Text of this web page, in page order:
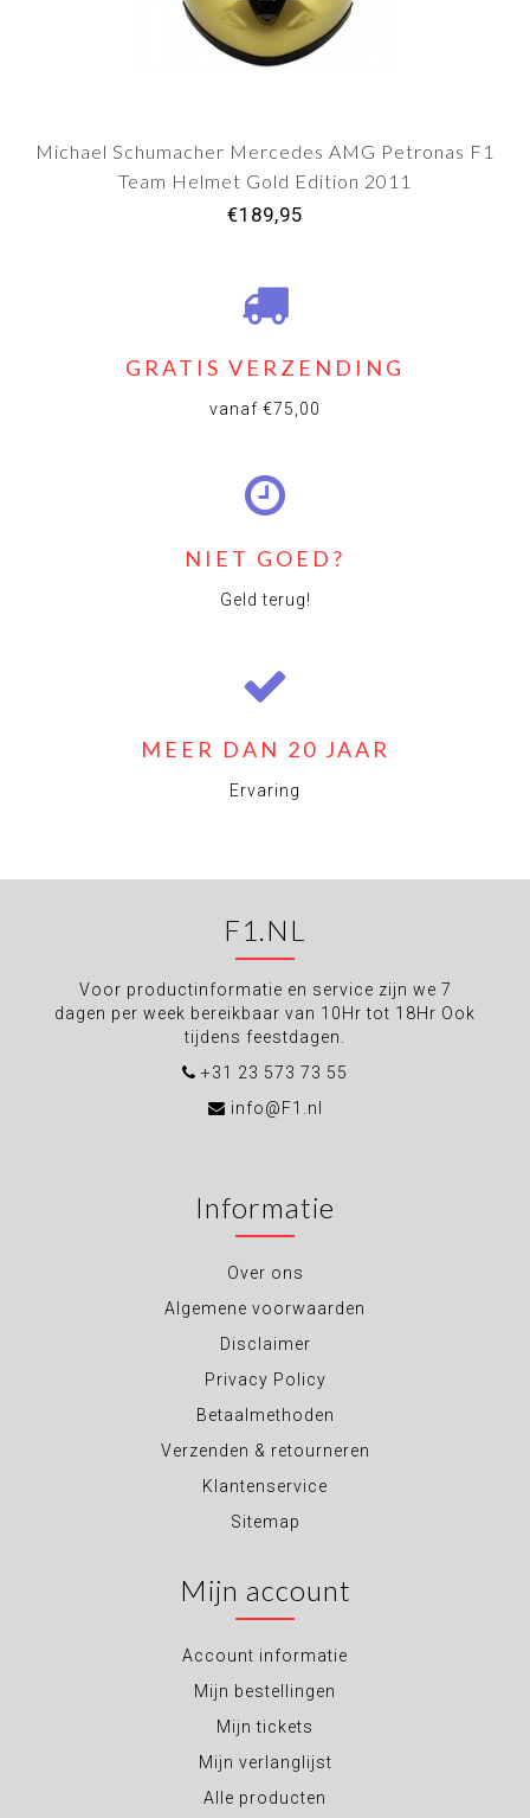
Michael Schumacher Mercedes AMG Petronas F1
Team Helmet Gold Edition 2011
€189,95
GRATIS VERZENDING
vanaf €75,00
NIET GOED?
Geld terug!
MEER DAN 20 JAAR
Ervaring
F1.NL
Voor productinformatie en service zijn we 7
dagen per week bereikbaar van 10Hr tot 18Hr Ook
tijdens feestdagen.
+31 23 573 73 55
info@F1.nl
Informatie
Over ons
Algemene voorwaarden
Disclaimer
Privacy Policy
Betaalmethoden
Verzenden & retourneren
Klantenservice
Sitemap
Mijn account
Account informatie
Mijn bestellingen
Mijn tickets
Mijn verlanglijst
Alle producten